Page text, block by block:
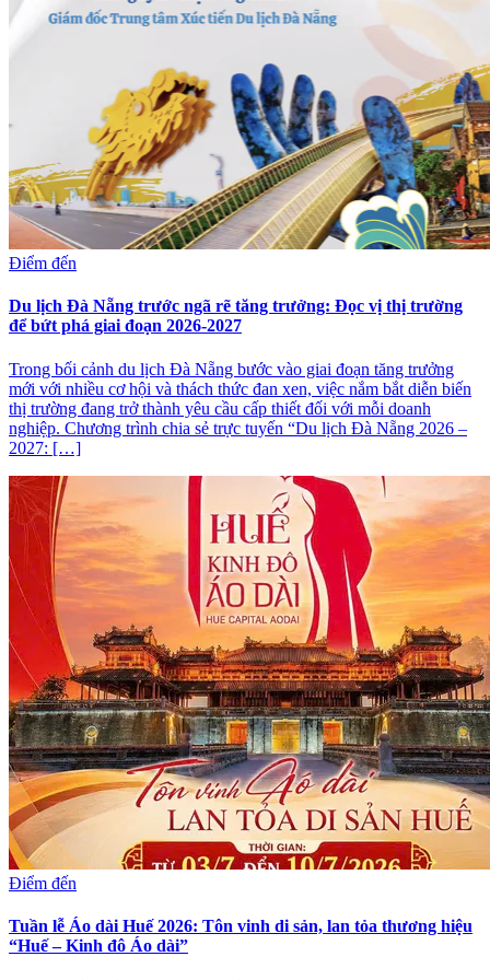
Điểm đến
Du lịch Đà Nẵng trước ngã rẽ tăng trưởng: Đọc vị thị trường
để bứt phá giai đoạn 2026-2027
Trong bối cảnh du lịch Đà Nẵng bước vào giai đoạn tăng trưởng
mới với nhiều cơ hội và thách thức đan xen, việc nắm bắt diễn biến
thị trường đang trở thành yêu cầu cấp thiết đối với mỗi doanh
nghiệp. Chương trình chia sẻ trực tuyến “Du lịch Đà Nẵng 2026 –
2027: […]
Điểm đến
Tuần lễ Áo dài Huế 2026: Tôn vinh di sản, lan tỏa thương hiệu
“Huế – Kinh đô Áo dài”